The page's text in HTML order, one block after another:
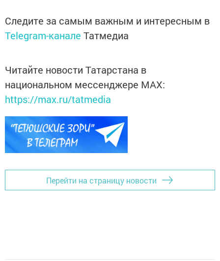
Следите за самым важным и интересным в
Telegram-канале Татмедиа
Читайте новости Татарстана в
национальном мессенджере MАХ:
https://max.ru/tatmedia
Перейти на страницу новости